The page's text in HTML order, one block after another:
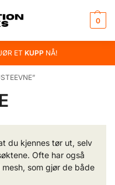
0
ETKUPP NÅ!
du kjennes tør ut, selv
Ofte har også
som gjør de både